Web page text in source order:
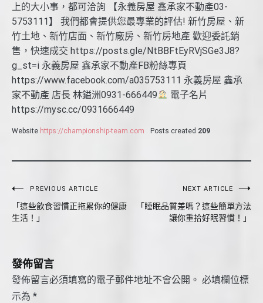
上的大小事，都可洽詢 【永義房屋 鑫承家不動產03-
5753111】 我們都會提供您最專業的評估! 新竹房屋、新
竹土地、新竹店面、新竹廠房、新竹房地產 歡迎委託銷
售，快速成交 https://posts.gle/NtBBFtEyRVjSGe3J8?
g_st=i 永義房屋 鑫承家不動產FB粉絲專頁
https://www.facebook.com/a035753111 永義房屋 鑫承
家不動產 店長 林鎰洲0931-666449
電子名片
https://mysc.cc/0931666449
Website https://championship-team.com Posts created 209
文
章
覽
PREVIOUS ARTICLE
「這些飲食習慣正拖累你的健康
生活！」
NEXT ARTICLE
「睡眠品質差嗎？這些簡單方法
讓你重拾好眠習慣！」
發佈留言
發佈留言必須填寫的電子郵件地址不會公開。 必填欄位標
示為 *